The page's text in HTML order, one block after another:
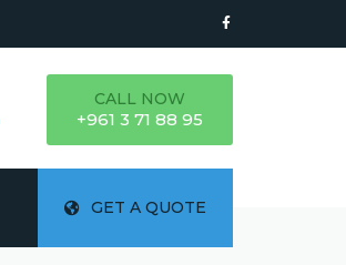
CALL NOW
+961 3 71 88 95
GET A QUOTE